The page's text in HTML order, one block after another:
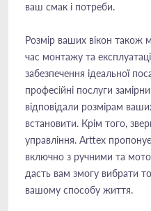
ваш смак і потреби.
Розмір ваших вікон також
час монтажу та
забезпечення ідеальної
професійні послуги
відповідали розмірам
встановити. Крім того,
управління. Arttex пропонує
включно з ручними та
дасть вам змогу вибрати
вашому способу життя.